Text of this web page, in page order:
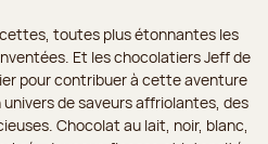
toutes plus étonnantes les
Et les chocolatiers Jeff de
pour contribuer à cette aventure
de saveurs affriolantes, des
Chocolat au lait, noir, blanc,